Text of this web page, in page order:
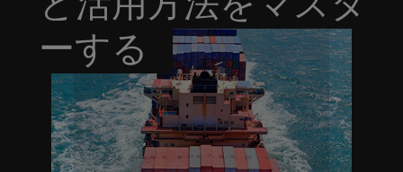
ーする